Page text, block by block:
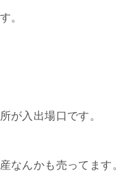
。
が入出場口です。
なんかも売ってます。